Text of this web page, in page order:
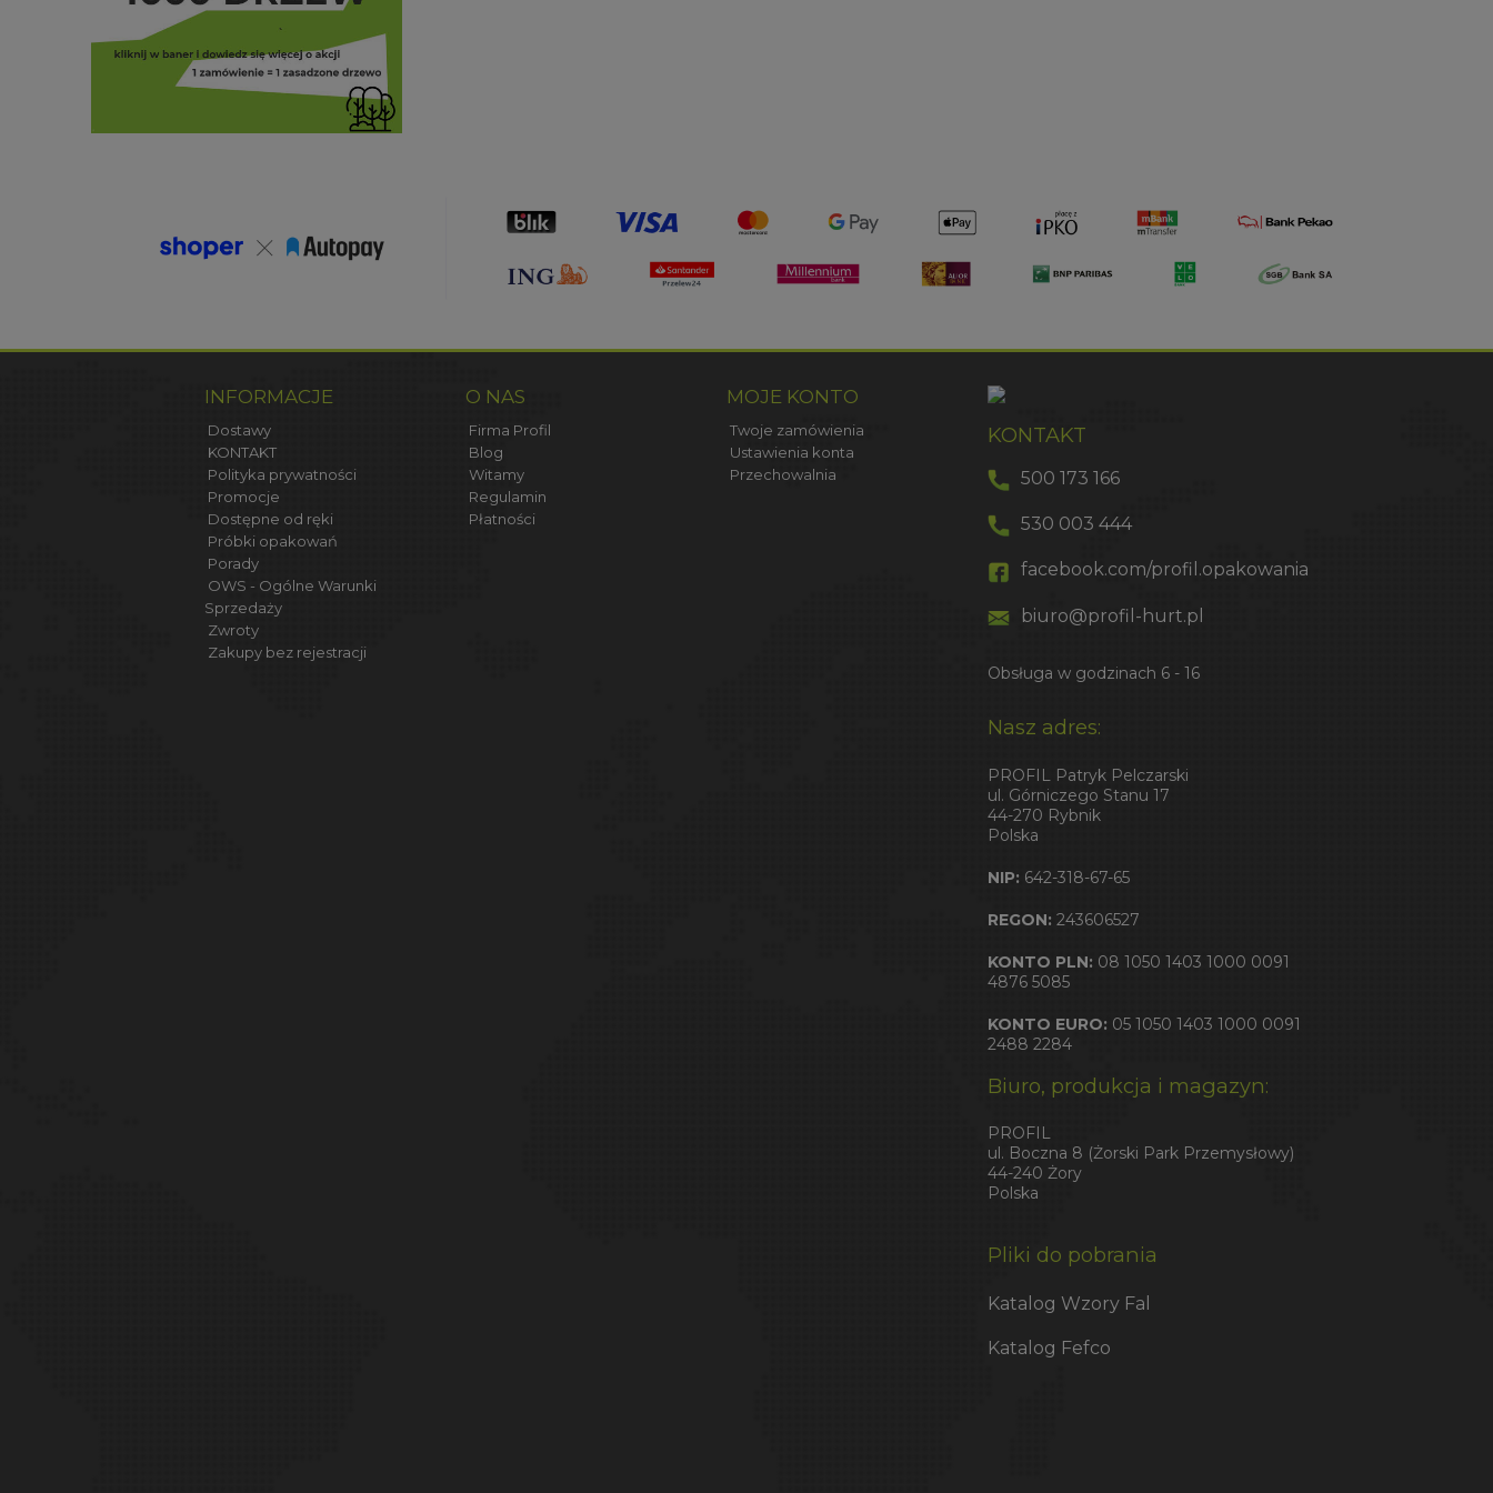
INFORMACJE
Dostawy
KONTAKT
Polityka prywatności
Promocje
Dostępne od ręki
Próbki opakowań
Porady
OWS - Ogólne Warunki
Sprzedaży
Zwroty
Zakupy bez rejestracji
O NAS
Firma Profil
Blog
Witamy
Regulamin
Płatności
MOJE KONTO
Twoje zamówienia
Ustawienia konta
Przechowalnia
KONTAKT
500 173 166
530 003 444
facebook.com/profil.opakowania
biuro@profil-hurt.pl
Obsługa w godzinach 6 - 16
Nasz adres:
PROFIL Patryk Pelczarski
ul. Górniczego Stanu 17
44-270 Rybnik
Polska
NIP: 642-318-67-65
REGON: 243606527
KONTO PLN: 08 1050 1403 1000 0091
4876 5085
KONTO EURO: 05 1050 1403 1000 0091
2488 2284
Biuro, produkcja i magazyn:
PROFIL
ul. Boczna 8 (Żorski Park Przemysłowy)
44-240 Żory
Polska
Pliki do pobrania
Katalog Wzory Fal
Katalog Fefco